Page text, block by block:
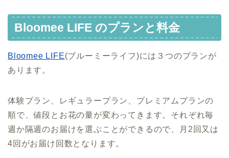
Bloomee LIFE のプランと料金
Bloomee LIFE(ブルーミーライフ)には３つのプランが
あります。
体験プラン、レギュラープラン、プレミアムプランの
順で、値段とお花の量が変わってきます。それぞれ毎
週か隔週のお届けを選ぶことができるので、月2回又は
4回がお届け回数となります。